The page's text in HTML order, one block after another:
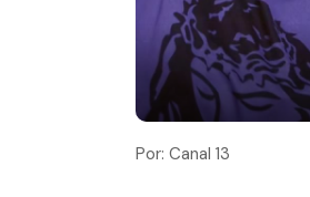
Por: Canal 13